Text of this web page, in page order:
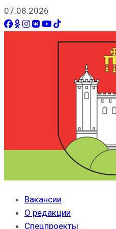
07.08.2026
Вакансии
О редакции
Спецпроекты